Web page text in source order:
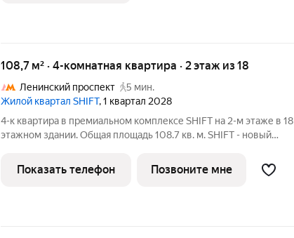
108,7 м² · 4-комнатная квартира · 2 этаж из 18
Ленинский проспект
5 мин.
Жилой квартал SHIFT, 1 квартал 2028
4-к квартира в премиальном комплексе SHIFT на 2-м этаже в 18
этажном здании. Общая площадь 108.7 кв. м. SHIFT - новый
300 м от Нескучного сада. Главная особенность проекта - 5
башен, в
Показать телефон Позвоните мне